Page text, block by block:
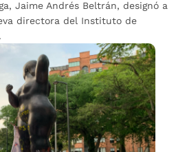
Jaime Andrés Beltrán, designó a
directora del Instituto de